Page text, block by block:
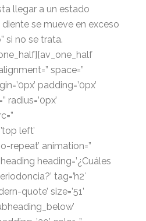
llegar a un estado
se mueve en exceso
si no se trata.
space=”
padding=’0px’
radius=’0px’
left’
repeat’ animation=”
heading=’¿Cuáles
tag=’h2′
quote’ size=’51’